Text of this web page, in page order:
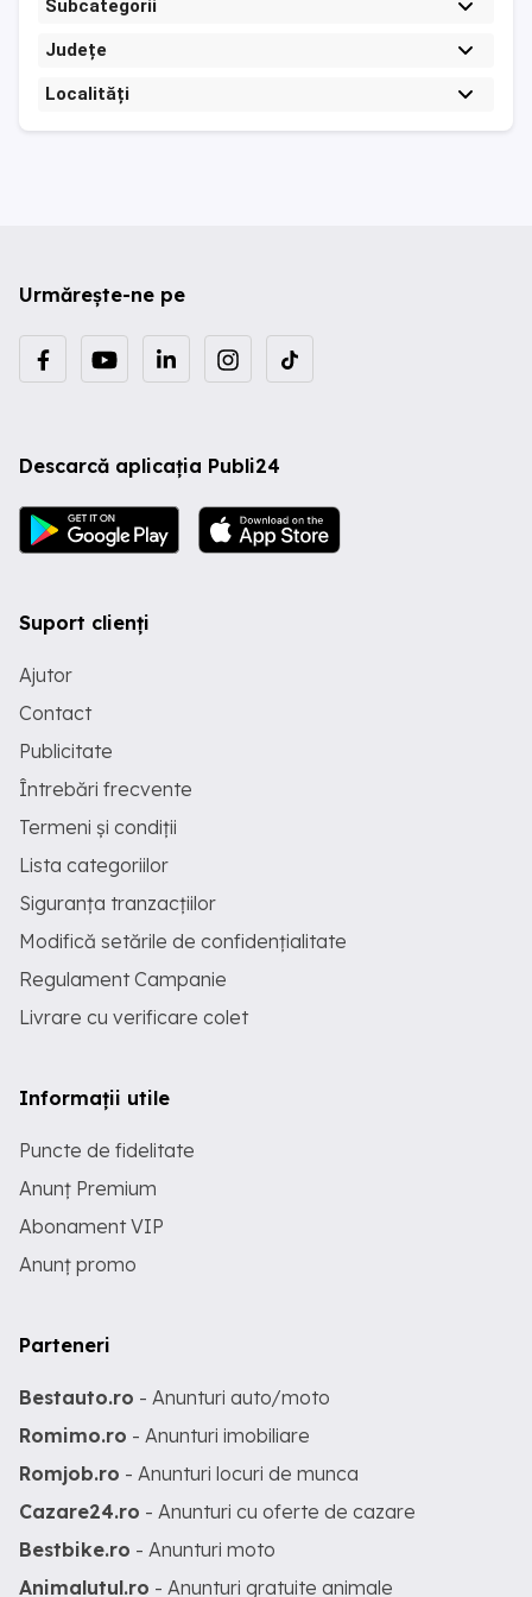
Subcategorii
Județe
Localități
Urmărește-ne pe
Descarcă aplicația Publi24
Suport clienți
Ajutor
Contact
Publicitate
Întrebări frecvente
Termeni și condiții
Lista categoriilor
Siguranța tranzacțiilor
Modifică setările de confidențialitate
Regulament Campanie
Livrare cu verificare colet
Informații utile
Puncte de fidelitate
Anunț Premium
Abonament VIP
Anunț promo
Parteneri
Bestauto.ro - Anunturi auto/moto
Romimo.ro - Anunturi imobiliare
Romjob.ro - Anunturi locuri de munca
Cazare24.ro - Anunturi cu oferte de cazare
Bestbike.ro - Anunturi moto
Animalutul.ro - Anunturi gratuite animale